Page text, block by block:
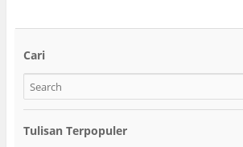
Cari
Tulisan Terpopuler